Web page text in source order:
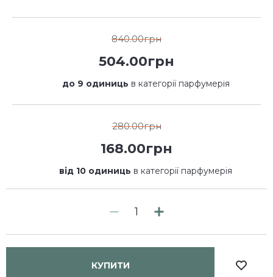
840.00грн
504.00грн
до 9 одиниць в категорії парфумерія
280.00грн
168.00грн
від 10 одиниць в категорії парфумерія
КУПИТИ